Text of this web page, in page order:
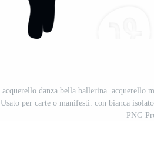
acquerello danza bella ballerina. acquerello
Usato per carte o manifesti. con bianca
PNG